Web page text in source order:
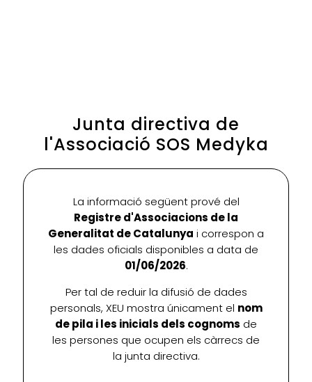
Junta directiva de
l'Associació SOS Medyka
La informació següent prové del
Registre d'Associacions de la
Generalitat de Catalunya i correspon a
les dades oficials disponibles a data de
01/06/2026.
Per tal de reduir la difusió de dades
personals, XEU mostra únicament el nom
de pila i les inicials dels cognoms de
les persones que ocupen els càrrecs de
la junta directiva.